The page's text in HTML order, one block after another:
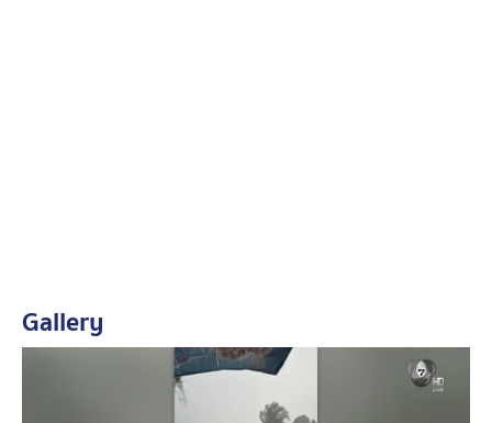
เฉพาะที่เกาะช้าง จังหวัดตราด พายุลมแรงพัดเข้าพื้นที่ตั้งแต่
ช่วง 08.00 น. เจ้าของคลิปบอกว่า ดูในภาพอาจจะดูไม่แรง
เท่าที่คิด แต่ในความเป็นจริง ถ่ายคลิปไปต้องพยุงตัวไป
โทรศัพท์แทบปลิวออกจากมือ
Gallery